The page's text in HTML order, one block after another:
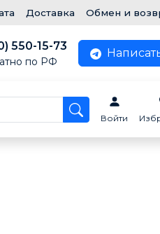
Доставка Обмен и
550-15-73
по РФ
Войти